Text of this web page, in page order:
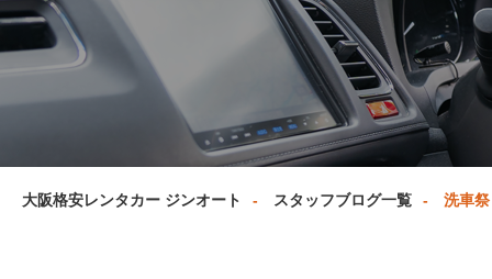
大阪格安レンタカー ジンオート スタッフブログ一覧 洗車